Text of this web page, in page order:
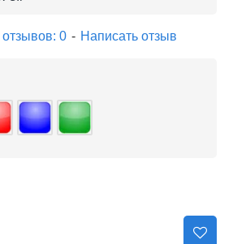
отзывов: 0 - Написать отзыв